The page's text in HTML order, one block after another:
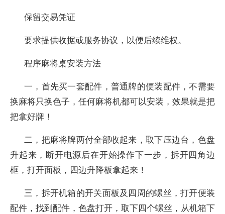
保留交易凭证
要求提供收据或服务协议，以便后续维权。
程序麻将桌安装方法
一，首先买一套配件，普通牌的便装配件，不需要
换麻将只换色子，任何麻将机都可以安装，效果就是把
把拿好牌！
二，把麻将牌两付全部收起来，取下压边台，色盘
升起来，断开电源后在开始操作下一步，拆开四角边
框，打开面板，四边升降板拿起来！
三，拆开机箱的开关面板及四周的螺丝，打开便装
配件，找到配件，色盘打开，取下四个螺丝，从机箱下